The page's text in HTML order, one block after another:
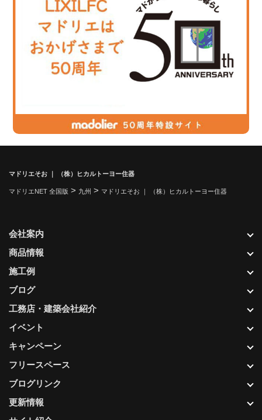
マドリエそお ｜ （株）ヒカルトーヨー住器
マドリエNET 全国版 > 九州 > マドリエそお ｜ （株）ヒカルトーヨー住器
更新情報
会社案内
商品情報
施工例
ブログ
工務店・建築会社紹介
イベント
キャンペーン
フリースペース
ブログリンク